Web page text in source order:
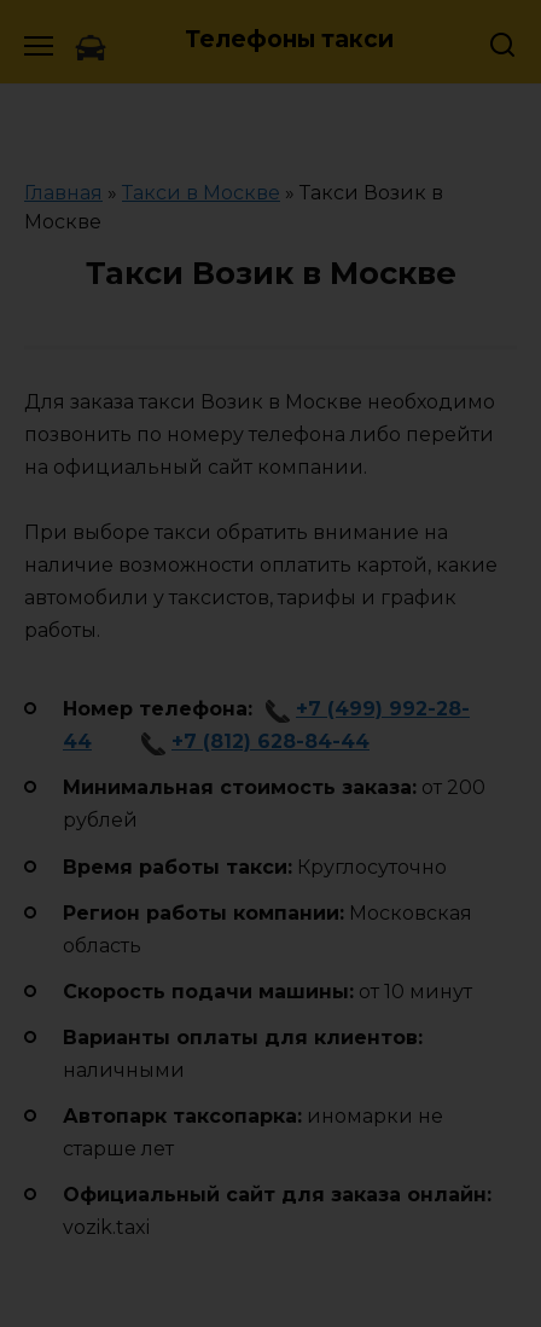
Телефоны такси
Главная » Такси в Москве » Такси Возик в
Москве
Такси Возик в Москве
Для заказа такси Возик в Москве необходимо
позвонить по номеру телефона либо перейти
на официальный сайт компании.
При выборе такси обратить внимание на
наличие возможности оплатить картой, какие
автомобили у таксистов, тарифы и график
работы.
Номер телефона:
+7 (499) 992-28-
44
+7 (812) 628-84-44
Минимальная стоимость заказа: от 200
рублей
Время работы такси: Круглосуточно
Регион работы компании: Московская
область
Cкорость подачи машины: от 10 минут
Варианты оплаты для клиентов:
наличными
Автопарк таксопарка: иномарки не
старше лет
Официальный сайт для заказа онлайн:
vozik.taxi